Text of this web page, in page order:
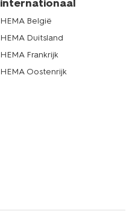
internationaal
HEMA België
HEMA Duitsland
HEMA Frankrijk
HEMA Oostenrijk